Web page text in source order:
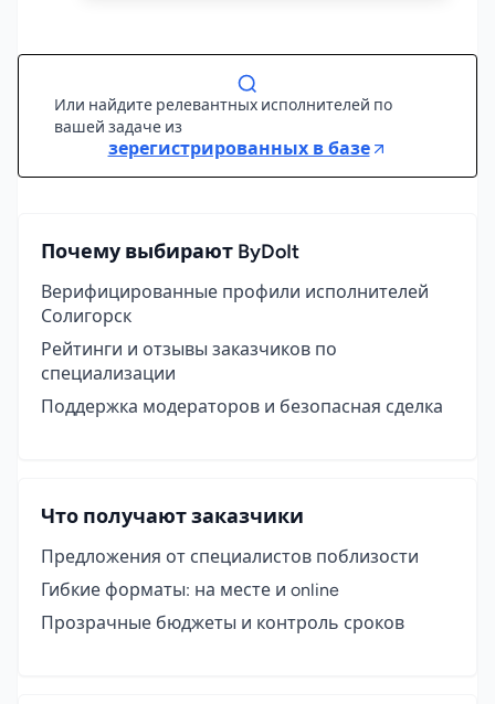
Или найдите релевантных исполнителей по
вашей задаче из
зерегистрированных в базе
Почему выбирают ByDoIt
Верифицированные профили исполнителей
Солигорск
Рейтинги и отзывы заказчиков по
специализации
Поддержка модераторов и безопасная сделка
Что получают заказчики
Предложения от специалистов поблизости
Гибкие форматы: на месте и online
Прозрачные бюджеты и контроль сроков